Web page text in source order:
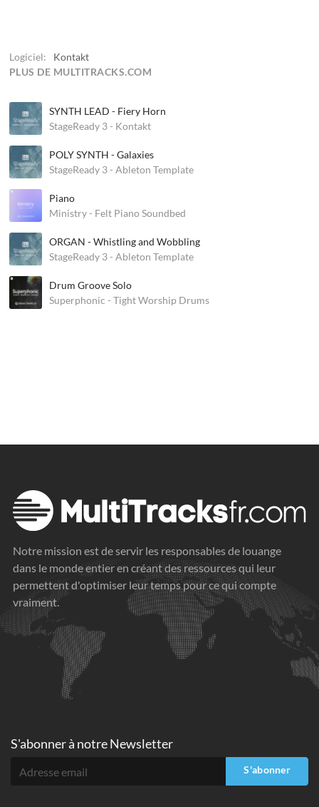
Logiciel:
Kontakt
PLUS DE MULTITRACKS.COM
SYNTH LEAD - Fiery Horn
StageReady 3 - Kontakt
POLY SYNTH - Galaxies
StageReady 3 - Ableton Template
Piano
Ministry - Felt Piano Soundbed
ORGAN - Whistling and Wobbling
StageReady 3 - Ableton Template
Drum Groove Solo
Superphonic - Tight Worship Drums
Notre mission est de servir les responsables de louange
dans le monde entier en créant des ressources qui leur
permettent d'optimiser leur temps pour ce qui compte
vraiment.
S'abonner à notre Newsletter
S'abonner